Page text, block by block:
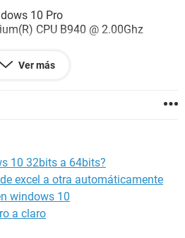
10 Pro
CPU B940 @ 2.00Ghz
4,00 GB (2,95 GB utilizable)
de 32 bits, procesador
de 2018
64bit (x64) operating
Ver más
10 32bits a 64bits?
excel a otra automáticamente
windows 10
a claro